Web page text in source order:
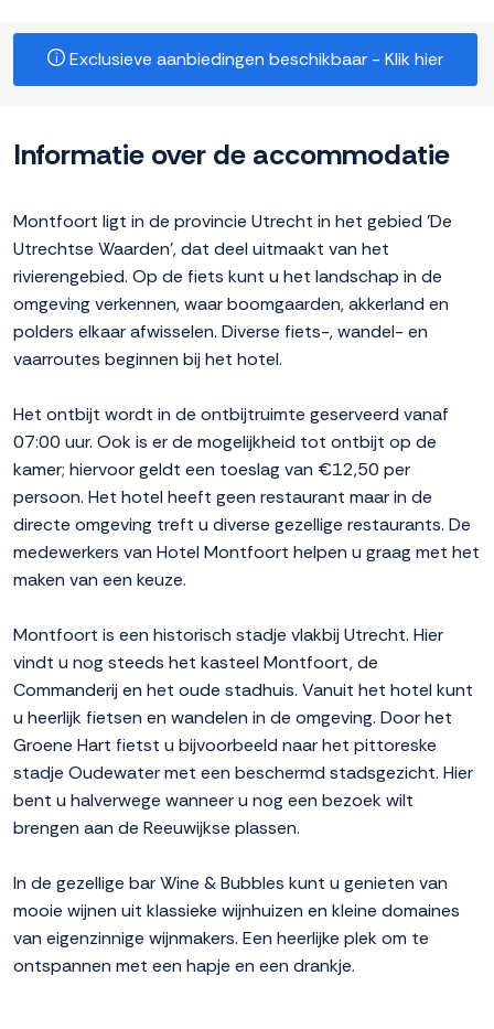
Exclusieve aanbiedingen beschikbaar - Klik hier
Informatie over de accommodatie
Montfoort ligt in de provincie Utrecht in het gebied 'De
Utrechtse Waarden', dat deel uitmaakt van het
rivierengebied. Op de fiets kunt u het landschap in de
omgeving verkennen, waar boomgaarden, akkerland en
polders elkaar afwisselen. Diverse fiets-, wandel- en
vaarroutes beginnen bij het hotel.
Het ontbijt wordt in de ontbijtruimte geserveerd vanaf
07:00 uur. Ook is er de mogelijkheid tot ontbijt op de
kamer; hiervoor geldt een toeslag van €12,50 per
persoon. Het hotel heeft geen restaurant maar in de
directe omgeving treft u diverse gezellige restaurants. De
medewerkers van Hotel Montfoort helpen u graag met het
maken van een keuze.
Montfoort is een historisch stadje vlakbij Utrecht. Hier
vindt u nog steeds het kasteel Montfoort, de
Commanderij en het oude stadhuis. Vanuit het hotel kunt
u heerlijk fietsen en wandelen in de omgeving. Door het
Groene Hart fietst u bijvoorbeeld naar het pittoreske
stadje Oudewater met een beschermd stadsgezicht. Hier
bent u halverwege wanneer u nog een bezoek wilt
brengen aan de Reeuwijkse plassen.
In de gezellige bar Wine & Bubbles kunt u genieten van
mooie wijnen uit klassieke wijnhuizen en kleine domaines
van eigenzinnige wijnmakers. Een heerlijke plek om te
ontspannen met een hapje en een drankje.